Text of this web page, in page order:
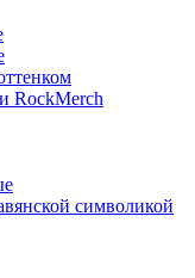
RockMerch
символикой